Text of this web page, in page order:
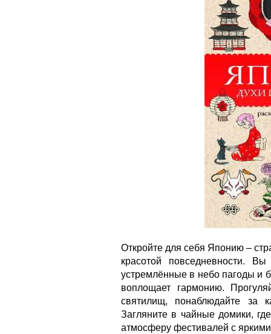
Откройте для себя Японию –
красотой повседневности. Вы
устремлённые в небо пагоды и
воплощает гармонию.
святилищ, понаблюдайте за
Загляните в чайные домики,
атмосферу фестивалей с